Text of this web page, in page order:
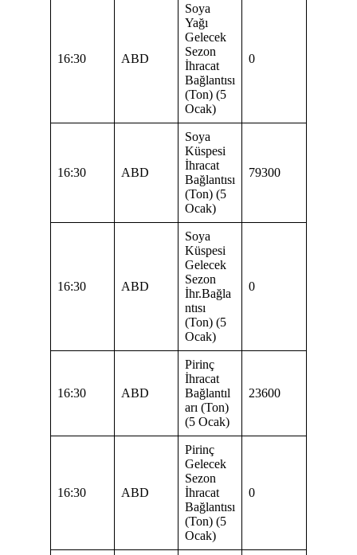
16:30 ABD
Soya
Yağı
Gelecek
Sezon
İhracat
Bağlantısı
(Ton) (5
Ocak)
0
16:30 ABD
Soya
Küspesi
İhracat
Bağlantısı
(Ton) (5
Ocak)
79300
16:30 ABD
Soya
Küspesi
Gelecek
Sezon
İhr.Bağla
ntısı
(Ton) (5
Ocak)
0
16:30 ABD
Pirinç
İhracat
Bağlantıl
arı (Ton)
(5 Ocak)
23600
16:30 ABD
Pirinç
Gelecek
Sezon
İhracat
Bağlantısı
(Ton) (5
Ocak)
0